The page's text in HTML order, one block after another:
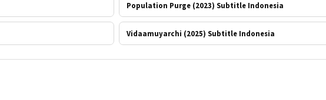
Population Purge (2023) Subtitle Indonesia
Vidaamuyarchi (2025) Subtitle Indonesia